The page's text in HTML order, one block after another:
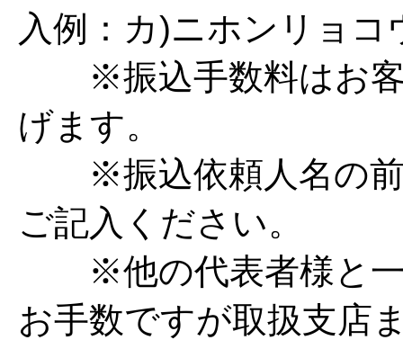
入例：カ)ニホンリョコ
※振込手数料はお客
げます。
※振込依頼人名の前
ご記入ください。
※他の代表者様と一
お手数ですが取扱支店